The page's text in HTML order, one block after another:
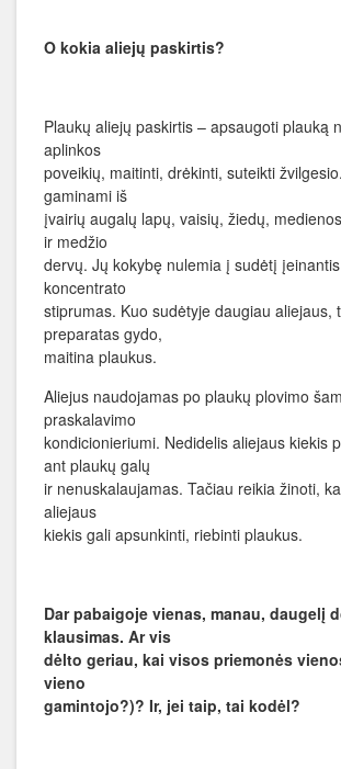
O kokia aliejų paskirtis?
Plaukų aliejų paskirtis – apsaugoti plauką
aplinkos
poveikių, maitinti, drėkinti, suteikti
gaminami iš
įvairių augalų lapų, vaisių, žiedų,
ir medžio
dervų. Jų kokybę nulemia į sudėtį
koncentrato
stiprumas. Kuo sudėtyje daugiau aliejaus,
preparatas gydo,
maitina plaukus.
Aliejus naudojamas po plaukų plovimo
praskalavimo
kondicionieriumi. Nedidelis aliejaus kiekis
ant plaukų galų
ir nenuskalaujamas. Tačiau reikia žinoti,
aliejaus
kiekis gali apsunkinti, riebinti plaukus.
Dar pabaigoje vienas, manau, daugelį
klausimas. Ar vis
dėlto geriau, kai visos priemonės
vieno
gamintojo?)? Ir, jei taip, tai kodėl?